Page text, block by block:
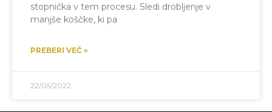
stopnička v tem procesu. Sledi drobljenje v
manjše koščke, ki pa
PREBERI VEČ »
22/05/2022